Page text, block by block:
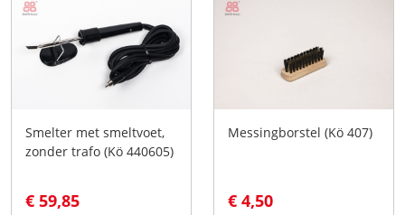
Smelter met smeltvoet,
zonder trafo (Kö 440605)
€ 59,85
Messingborstel (Kö 407)
€ 4,50